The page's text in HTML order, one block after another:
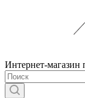
Интернет-магазин